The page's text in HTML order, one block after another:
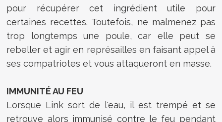
pour récupérer cet ingrédient utile pour
certaines recettes. Toutefois, ne malmenez pas
trop longtemps une poule, car elle peut se
rebeller et agir en représailles en faisant appel à
ses compatriotes et vous attaqueront en masse.
IMMUNITÉ AU FEU
Lorsque Link sort de l'eau, il est trempé et se
retrouve alors immunisé contre le feu pendant